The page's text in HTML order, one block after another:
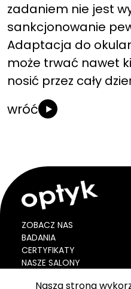
Nasza strona
zadaniem nie jest
sankcjonowanie
Adaptacja do
może trwać nawet
nosić przez cały
wróć
ZOBACZ NAS
BADANIA
CERTYFIKATY
NASZE SALONY